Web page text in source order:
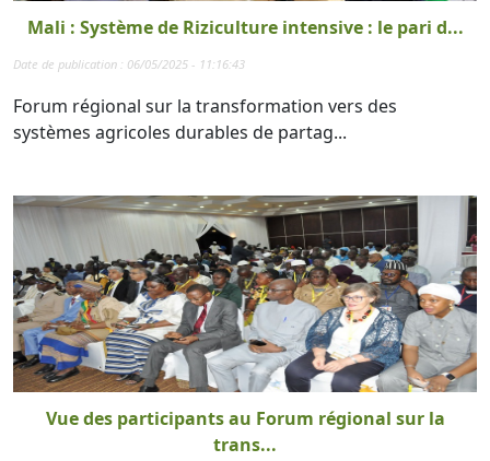
Mali : Système de Riziculture intensive : le pari d...
Date de publication : 06/05/2025 - 11:16:43
Forum régional sur la transformation vers des
systèmes agricoles durables de partag...
Vue des participants au Forum régional sur la
trans...